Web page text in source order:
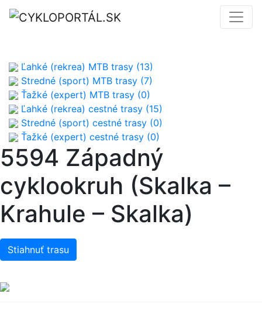
Ľahké (rekrea) MTB trasy (13)
Stredné (sport) MTB trasy (7)
Ťažké (expert) MTB trasy (0)
Ľahké (rekrea) cestné trasy (15)
Stredné (sport) cestné trasy (0)
Ťažké (expert) cestné trasy (0)
5594 Západný
cyklookruh (Skalka –
Krahule – Skalka)
Stiahnuť trasu